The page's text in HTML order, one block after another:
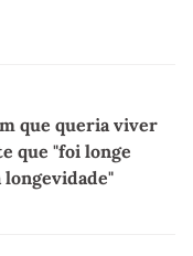
que queria viver
que "foi longe
longevidade"